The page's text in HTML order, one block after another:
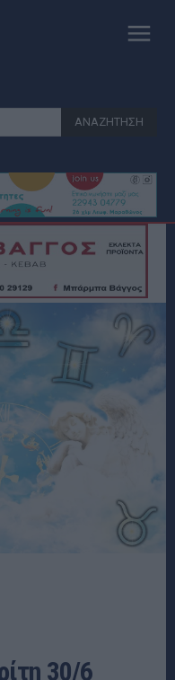
ΑΝΑΖΗΤΗΣΗ
30/6